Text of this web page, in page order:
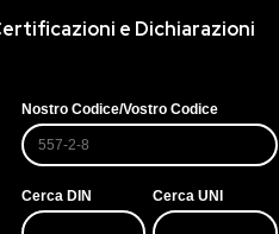
e Dichiarazioni
Nostro Codice/Vostro Codice
Cerca DIN Cerca UNI